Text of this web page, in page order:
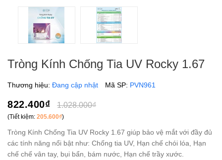
Tròng Kính Chống Tia UV Rocky 1.67
Thương hiệu: Đang cập nhật Mã SP: PVN961
822.400₫ 1.028.000₫
(Tiết kiệm: 205.600₫)
Tròng Kính Chống Tia UV Rocky 1.67 giúp bảo vệ mắt với đầy đủ
các tính năng nổi bật như: Chống tia UV, Hạn chế chói lóa, Hạn
chế chế vân tay, bụi bẩn, bám nước, Hạn chế trầy xước.